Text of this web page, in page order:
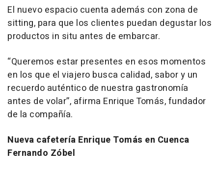
El nuevo espacio cuenta además con zona de
sitting, para que los clientes puedan degustar los
productos in situ antes de embarcar.
“Queremos estar presentes en esos momentos
en los que el viajero busca calidad, sabor y un
recuerdo auténtico de nuestra gastronomía
antes de volar”, afirma Enrique Tomás, fundador
de la compañía.
Nueva cafetería Enrique Tomás en Cuenca
Fernando Zóbel